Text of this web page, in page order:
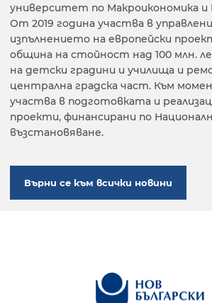
университет по Макроикономика и
От 2019 година участва в
изпълнението на европейски
община на стойност над 100 млн.
на детски градини и училища и
централна градска част. Към
участва в подготовката и
проекти, финансирани по
възстановяване.
Върни се към всички новини